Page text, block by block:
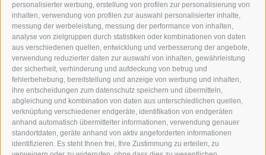
personalisierter werbung, erstellung von profilen zur personalisierung von
inhalten, verwendung von profilen zur auswahl personalisierter inhalte,
messung der werbeleistung, messung der performance von inhalten,
analyse von zielgruppen durch statistiken oder kombinationen von daten
aus verschiedenen quellen, entwicklung und verbesserung der angebote,
verwendung reduzierter daten zur auswahl von inhalten, gewährleistung
der sicherheit, verhinderung und aufdeckung von betrug und
fehlerbehebung, bereitstellung und anzeige von werbung und inhalten,
ihre entscheidungen zum datenschutz speichern und übermitteln,
abgleichung und kombination von daten aus unterschiedlichen quellen,
verknüpfung verschiedener endgeräte, identifikation von endgeräten
anhand automatisch übermittelter informationen, verwendung genauer
standortdaten, geräte anhand von aktiv angeforderten informationen
identifizieren. Es steht Ihnen frei, Ihre Zustimmung zu erteilen, zu
GRAFIK@DERERKER.IT
INFO@DERERKER.IT
BARBARA.FONTANA@DERERKER.IT
DER ERKER
WERBEN IM ERKER
ONLINE-WERBUNG
SEPA-DAUERAUFTRAG
REGELN LESERKOMMENTARE
ONLINE VOTING